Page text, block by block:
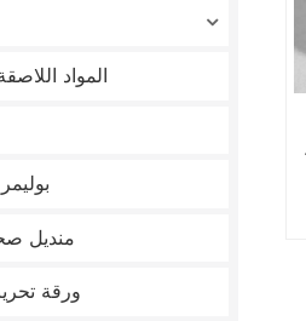
المواد
منديل
ورقة